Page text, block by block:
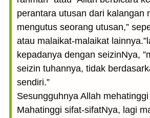
perantara utusan dari kalangan
mengutus seorang utusan,”
atau malaikat-malaikat
kepadanya dengan seizinNya,
seizin tuhannya, tidak
sendiri.”
Sesungguhnya Allah
Mahatinggi sifat-sifatNya, lagi